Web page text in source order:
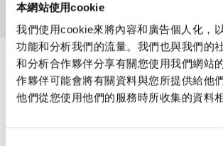
本網站使用cookie
我們使用cookie來將內容和廣告個人化，
功能和分析我們的流量。我們也與我們的
和分析合作夥伴分享有關您使用我們網站
作夥伴可能會將有關資料與您所提供給他
他們從您使用他們的服務時所收集的資料相
規格
審美規範